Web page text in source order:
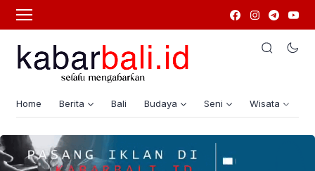
Home Berita Bali Budaya Seni Wisata